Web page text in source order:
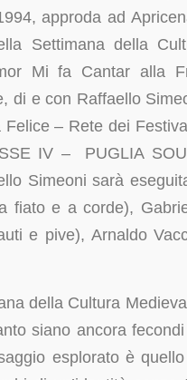
approda ad
Settimana della
Mi fa Cantar alla
di e con Raffaello
– Rete dei
IV – PUGLIA
Simeoni sarà
fiato e a corde),
e pive), Arnaldo
della Cultura
siano ancora
esplorato è